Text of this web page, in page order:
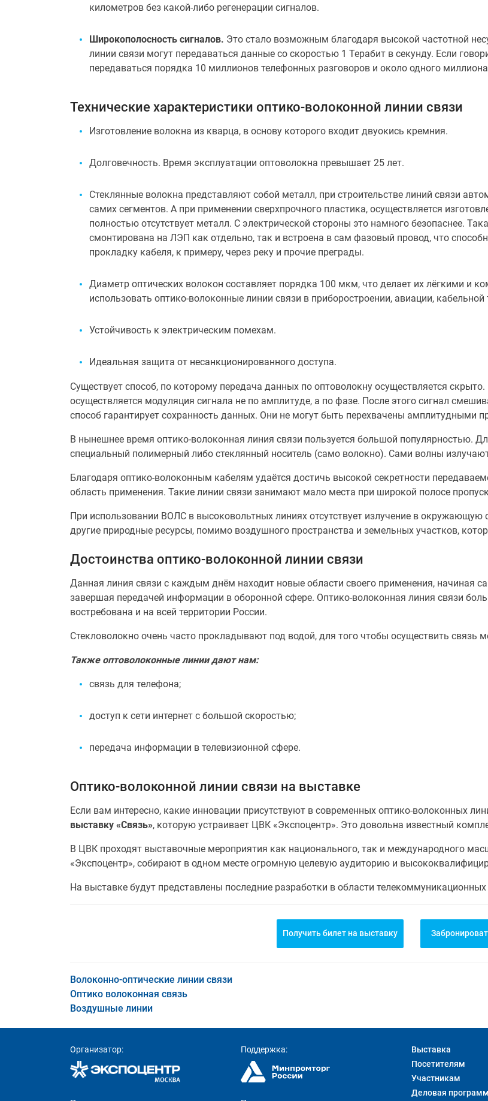
километров без какой-либо регенерации сигналов.
Широкополосность сигналов. Это стало возможным благодаря высокой частотной
линии связи могут передаваться данные со скоростью 1 Терабит в секунду. Если
передаваться порядка 10 миллионов телефонных разговоров и около одного
Технические характеристики оптико-волоконной линии связи
Изготовление волокна из кварца, в основу которого входит двуокись кремния.
Долговечность. Время эксплуатации оптоволокна превышает 25 лет.
Стеклянные волокна представляют собой металл, при строительстве линий связи
самих сегментов. А при применении сверхпрочного пластика, осуществляется
полностью отсутствует металл. С электрической стороны это намного безопаснее.
смонтирована на ЛЭП как отдельно, так и встроена в сам фазовый провод, что
прокладку кабеля, к примеру, через реку и прочие преграды.
Диаметр оптических волокон составляет порядка 100 мкм, что делает их лёгкими и
использовать оптико-волоконные линии связи в приборостроении, авиации, кабельной
Устойчивость к электрическим помехам.
Идеальная защита от несанкционированного доступа.
Существует способ, по которому передача данных по оптоволокну осуществляется
осуществляется модуляция сигнала не по амплитуде, а по фазе. После этого сигнал
способ гарантирует сохранность данных. Они не могут быть перехвачены амплитудными
В нынешнее время оптико-волоконная линия связи пользуется большой популярностью.
специальный полимерный либо стеклянный носитель (само волокно). Сами волны
Благодаря оптико-волоконным кабелям удаётся достичь высокой секретности
область применения. Такие линии связи занимают мало места при широкой полосе
При использовании ВОЛС в высоковольтных линиях отсутствует излучение в окружающую
другие природные ресурсы, помимо воздушного пространства и земельных участков,
Достоинства оптико-волоконной линии связи
Данная линия связи с каждым днём находит новые области своего применения, начиная
завершая передачей информации в оборонной сфере. Оптико-волоконная линия связи
востребована и на всей территории России.
Стекловолокно очень часто прокладывают под водой, для того чтобы осуществить связь
Также оптоволоконные линии дают нам:
связь для телефона;
доступ к сети интернет с большой скоростью;
передача информации в телевизионной сфере.
Оптико-волоконной линии связи на выставке
Если вам интересно, какие инновации присутствуют в современных оптико-волоконных
выставку «Связь», которую устраивает ЦВК «Экспоцентр». Это довольна известный
В ЦВК проходят выставочные мероприятия как национального, так и международного
«Экспоцентр», собирают в одном месте огромную целевую аудиторию и
На выставке будут представлены последние разработки в области
Получить билет на выставку
Волоконно-оптические линии связи
Оптико волоконная связь
Воздушные линии
Организатор: Поддержка:
Выставка
Посетителям
Участникам
Деловая